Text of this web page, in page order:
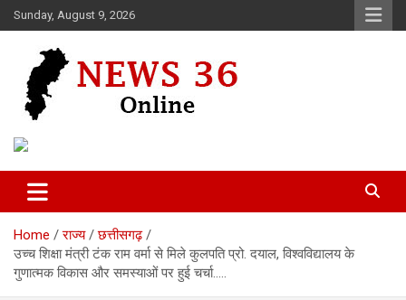
Skip
to
Sunday, August 9, 2026
News 36
Home राज्य
छत्तीसगढ़
उच्च शिक्षा मंत्री टंक राम वर्मा से मिले कुलपति प्रो. दयाल, विश्वविद्यालय के
गुणात्मक विकास और समस्याओं पर हुई चर्चा…..